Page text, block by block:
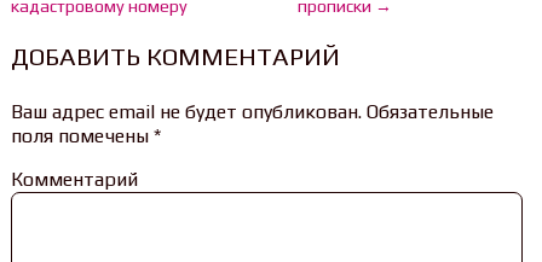
кадастровому номеру
прописки →
ДОБАВИТЬ КОММЕНТАРИЙ
Ваш адрес email не будет опубликован.Обязательные
поля помечены *
Комментарий